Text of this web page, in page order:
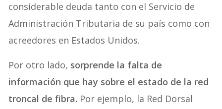
considerable deuda tanto con el Servicio de
Administración Tributaria de su país como con
acreedores en Estados Unidos.
Por otro lado, sorprende la falta de
información que hay sobre el estado de la red
troncal de fibra. Por ejemplo, la Red Dorsal